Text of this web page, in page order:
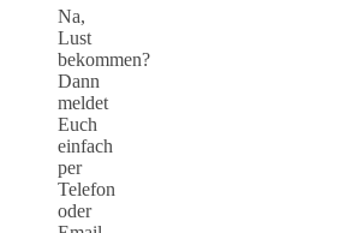
Na,
Lust
bekommen?
Dann
meldet
Euch
einfach
per
Telefon
oder